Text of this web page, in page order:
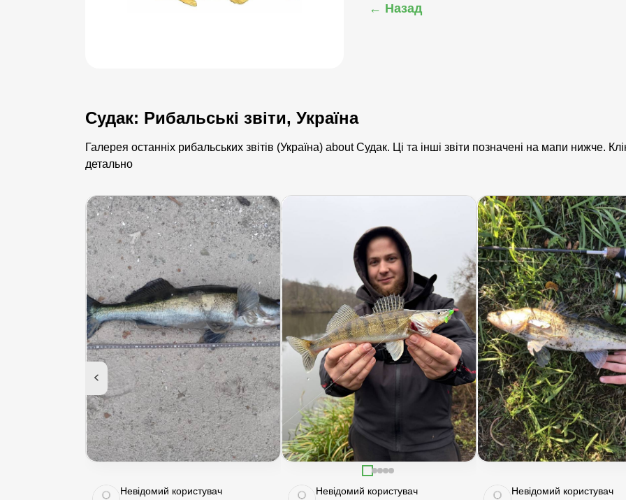
← Назад
Судак: Рибальські звіти, Україна
Галерея останніх рибальських звітів (Україна) about Судак. Ці та інші звіти позначені на мапи нижче.
детально
Невідомий користувач
Невідомий користувач
Невідомий користувач